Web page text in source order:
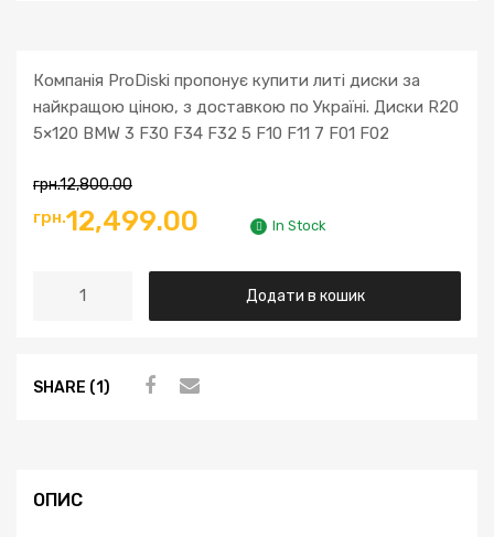
Компанія ProDiski пропонує купити литі диски за
найкращою ціною, з доставкою по Україні. Диски R20
5×120 BMW 3 F30 F34 F32 5 F10 F11 7 F01 F02
грн.12,800.00
Оригінальна
грн.12,800.00.
грн.12,499.00 Поточна
ціна:
грн.12,499.00.
In Stock
3
5
Додати в кошик
SHARE (1)
ОПИС